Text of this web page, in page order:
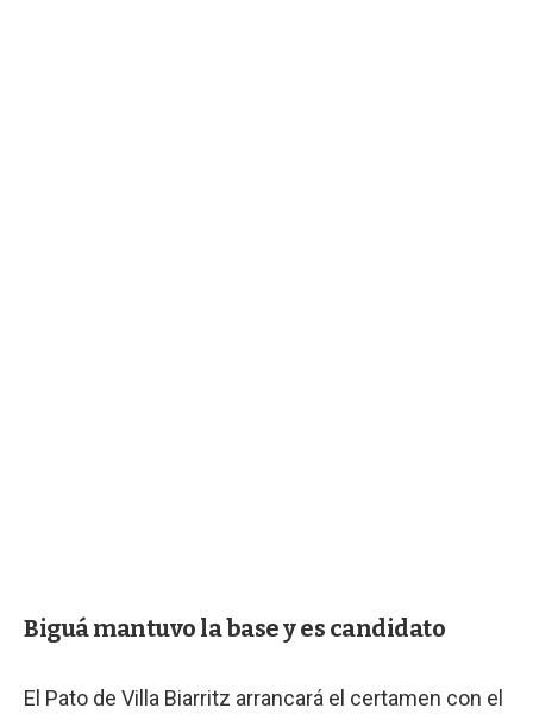
Biguá mantuvo la base y es candidato
El Pato de Villa Biarritz arrancará el certamen con el